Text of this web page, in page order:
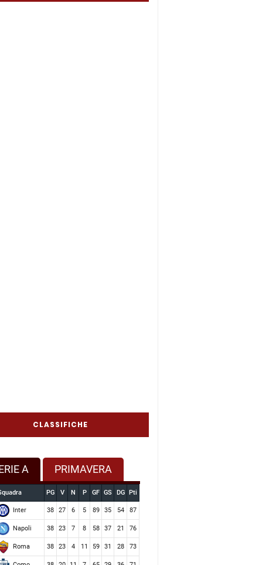
CLASSIFICHE
A PRIMAVERA
PG V N P GF GS DG Pti
Inter 38 27 6 5 89 35 54 87
Napoli 38 23 7 8 58 37 21 76
Roma 38 23 4 11 59 31 28 73